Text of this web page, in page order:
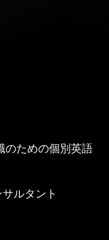
ための個別英語
ルタント